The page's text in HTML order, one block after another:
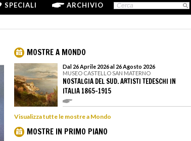
SPECIALI ARCHIVIO
MOSTRE A MONDO
Dal 26 Aprile 2026 al 26 Agosto 2026
MUSEO CASTELLO SAN MATERNO
NOSTALGIA DEL SUD. ARTISTI TEDESCHI IN
ITALIA 1865-1915
Visualizza tutte le mostre a Mondo
MOSTRE IN PRIMO PIANO